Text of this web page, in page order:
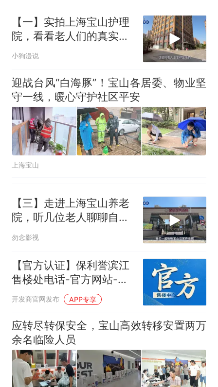
【一】实拍上海宝山护理
院，看看老人们的真实生
活
小狗漫说
迎战台风“白海豚”！宝山各居委、物业坚
守一线，暖心守护社区平安
上海宝山
【三】走进上海宝山养老
院，听几位老人聊聊自己
的入住经历
勿念影视
【官方认证】保利誉滨江
售楼处电话-官方网站-楼
盘百科-百度百科@豆包热
开发商官网发布 APP专享
应转尽转保安全，宝山高效转移安置两万
余名临险人员